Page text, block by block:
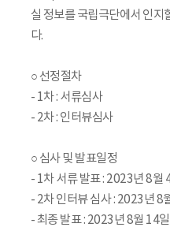
실 정보를 국립극단에서 인지
다.
○ 선정절차
- 1차 : 서류심사
- 2차 : 인터뷰심사
○ 심사 및 발표일정
- 1차 서류 발표 : 2023년 8월
- 2차 인터뷰 심사 : 2023년 8
- 최종 발표 : 2023년 8월 14